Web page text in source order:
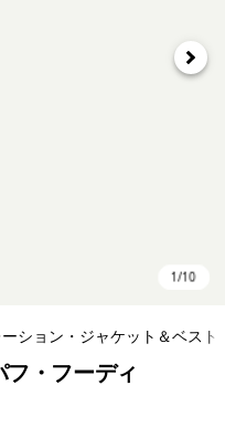
次へ
ション・ジャケット＆ベスト
・フーディ